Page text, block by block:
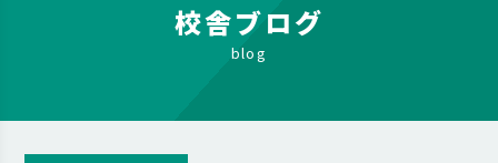
校舎ブログ
blog